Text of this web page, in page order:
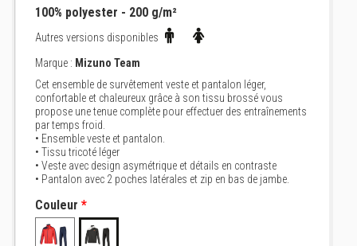
100% polyester - 200 g/m²
Autres versions disponibles
Marque : Mizuno Team
Cet ensemble de survêtement veste et pantalon léger,
confortable et chaleureux grâce à son tissu brossé vous
propose une tenue complète pour effectuer des entraînements
par temps froid.
• Ensemble veste et pantalon.
• Tissu tricoté léger
• Veste avec design asymétrique et détails en contraste
• Pantalon avec 2 poches latérales et zip en bas de jambe.
Couleur *